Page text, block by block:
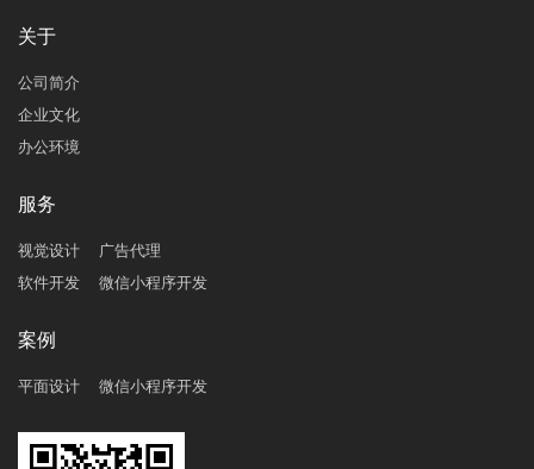
关于
公司简介
企业文化
办公环境
服务
视觉设计
广告代理
软件开发
微信小程序开发
案例
平面设计 微信小程序开发